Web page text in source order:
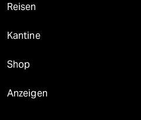
Reisen
Kantine
Shop
Anzeigen